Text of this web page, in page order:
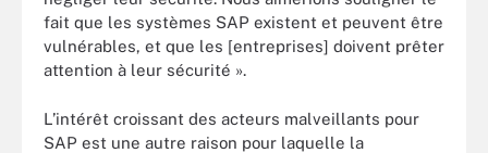
fait que les systèmes SAP existent et peuvent être
vulnérables, et que les [entreprises] doivent prêter
attention à leur sécurité ».
L’intérêt croissant des acteurs malveillants pour
SAP est une autre raison pour laquelle la